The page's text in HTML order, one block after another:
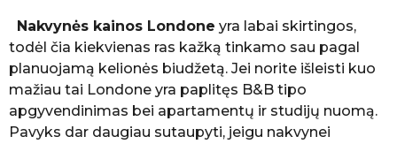
Nakvynės kainos Londone yra labai skirtingos,
todėl čia kiekvienas ras kažką tinkamo sau pagal
planuojamą kelionės biudžetą. Jei norite išleisti kuo
mažiau tai Londone yra paplitęs B&B tipo
apgyvendinimas bei apartamentų ir studijų nuomą.
Pavyks dar daugiau sutaupyti, jeigu nakvynei